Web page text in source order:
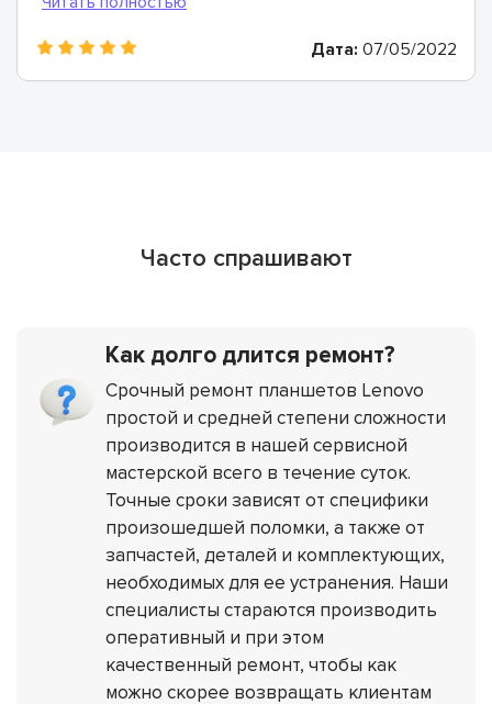
Дата: 07/05/2022
Часто спрашивают
Как долго длится ремонт?
Срочный ремонт планшетов Lenovo
простой и средней степени сложности
производится в нашей сервисной
мастерской всего в течение суток.
Точные сроки зависят от специфики
произошедшей поломки, а также от
запчастей, деталей и комплектующих,
необходимых для ее устранения. Наши
специалисты стараются производить
оперативный и при этом
качественный ремонт, чтобы как
можно скорее возвращать клиентам